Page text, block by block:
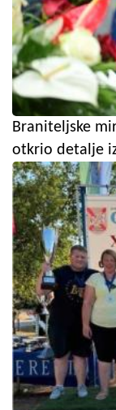
Braniteljske
otkrio detalje